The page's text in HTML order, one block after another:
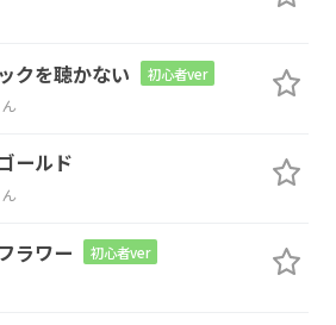
Am7/D G D/F#
超えだ よ
クを聴かない 初心者ver
ールド
ラワー 初心者ver